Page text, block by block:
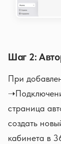
Шаг 2:
При
страница
создать
кабинета в